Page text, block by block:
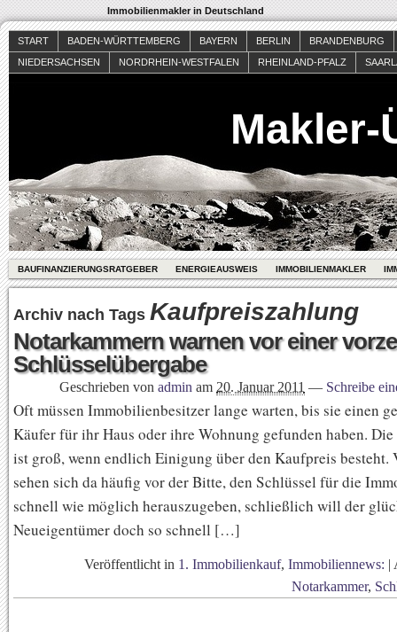
Immobilienmakler in Deutschland
START BADEN-WÜRTTEMBERG BAYERN BERLIN
BRANDENBURG
NIEDERSACHSEN
NORDRHEIN-WESTFALEN RHEINLAND-PFALZ
Makler-
BAUFINANZIERUNGSRATGEBER ENERGIEAUSWEIS IMMOBILIENMAKLER
Archiv nach Tags Kaufpreiszahlung
Notarkammern warnen vor einer
Schlüsselübergabe
Geschrieben von admin am 20. Januar 2011 — Schreibe
Oft müssen Immobilienbesitzer lange warten, bis sie einen
Käufer für ihr Haus oder ihre Wohnung gefunden haben.
ist groß, wenn endlich Einigung über den Kaufpreis besteht.
sehen sich da häufig vor der Bitte, den Schlüssel für die
schnell wie möglich herauszugeben, schließlich will der
Neueigentümer doch so schnell […]
Veröffentlicht in 1. Immobilienkauf, Immobiliennews: |
Notarkammer,